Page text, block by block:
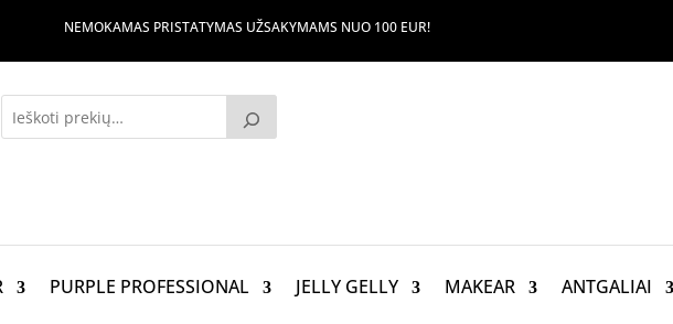
NEMOKAMAS PRISTATYMAS UŽSAKYMAMS NUO 100 EUR!
PURPLE PROFESSIONAL JELLY GELLY MAKEAR ANTGALIAI